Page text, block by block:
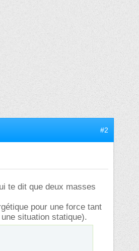
#2
te dit que deux masses
pour une force tant
situation statique).